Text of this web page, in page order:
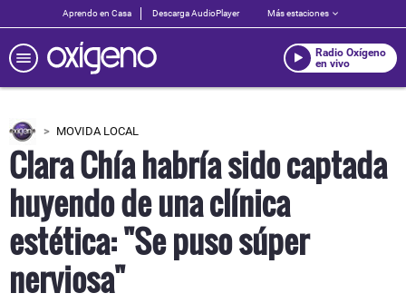
Aprendo en Casa Descarga AudioPlayer Más estaciones
Radio Oxígeno
en vivo
MOVIDA LOCAL
Clara Chía habría sido captada
huyendo de una clínica
estética: "Se puso súper
nerviosa"